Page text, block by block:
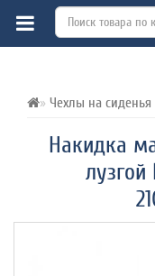
Чехлы на
Накидка
ВСЕ О ТОВАРЕ